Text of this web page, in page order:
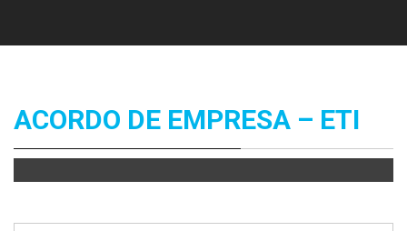
ACORDO DE EMPRESA – ETI